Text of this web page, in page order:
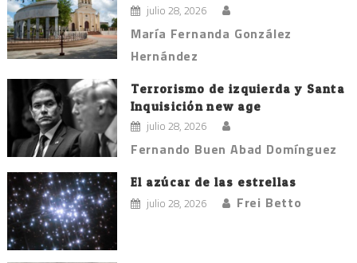
julio 28, 2026
María Fernanda González
Hernández
Terrorismo de izquierda y Santa
Inquisición new age
julio 28, 2026
Fernando Buen Abad Domínguez
El azúcar de las estrellas
julio 28, 2026 Frei Betto